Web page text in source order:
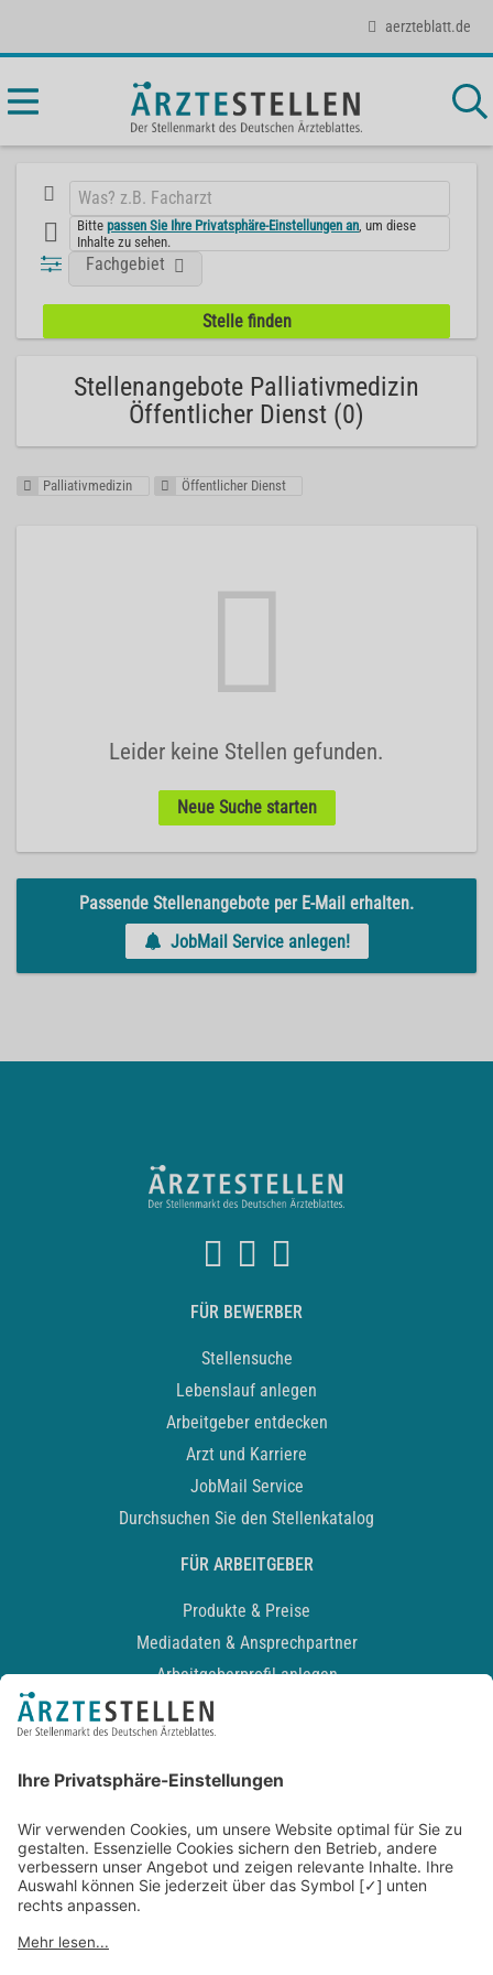
aerzteblatt.de
Bittepassen Sie Ihre Privatsphäre-Einstellungen an , um diese
Inhalte zu sehen.
Fachgebiet
Stellenangebote Palliativmedizin
Öffentlicher Dienst (0)
Palliativmedizin Öffentlicher Dienst
Leider keine Stellen gefunden.
Neue Suche starten
Passende Stellenangebote per E-Mail erhalten.
JobMail Service anlegen!
FÜR BEWERBER
Stellensuche
Lebenslauf anlegen
Arbeitgeber entdecken
Arzt und Karriere
JobMail Service
Durchsuchen Sie den Stellenkatalog
FÜR ARBEITGEBER
Produkte & Preise
Mediadaten & Ansprechpartner
Arbeitgeberprofil anlegen
Recruiting-Podcast
Kontakt
Datenschutz
Newsletter